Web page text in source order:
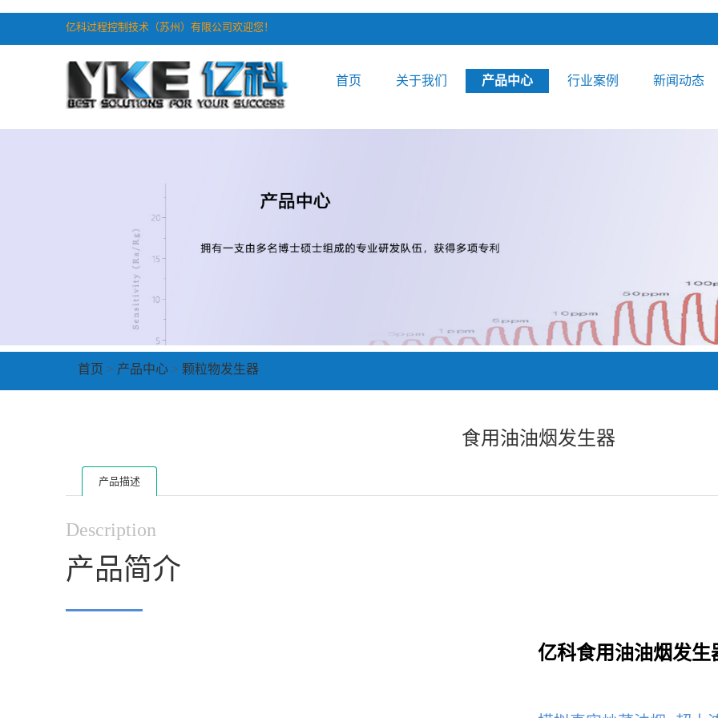
亿科过程控制技术（苏州）有限公司欢迎您！
首页 关于我们 产品中心 行业案例 新闻动态
首页 > 产品中心 > 颗粒物发生器
食用油油烟发生器
产品描述
Description
产品简介
▔▔▔▔
亿科食用油油烟发生